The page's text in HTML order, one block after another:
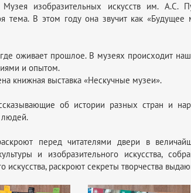
изобразительных искусств им. А.С.
тема. В этом году она звучит как
оживает прошлое. В музеях происходит
и опытом.
книжная выставка «Нескучные музеи».
об истории разных стран и
людей.
перед читателями двери в
и изобразительного искусства,
искусства, раскроют секреты творчества